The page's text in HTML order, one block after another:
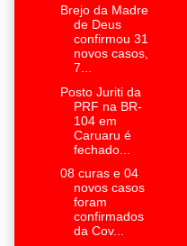
Brejo da Madre
de Deus
confirmou 31
novos casos,
7...
Posto Juriti da
PRF na BR-
104 em
Caruaru é
fechado...
08 curas e 04
novos casos
foram
confirmados
da Cov...